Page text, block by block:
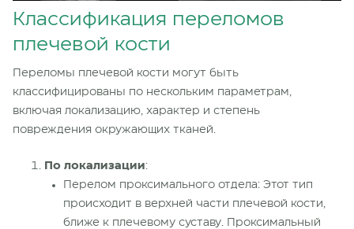
Классификация переломов
плечевой кости
Переломы плечевой кости могут быть
классифицированы по нескольким параметрам,
включая локализацию, характер и степень
повреждения окружающих тканей.
По локализации:
Перелом проксимального отдела: Этот тип
происходит в верхней части плечевой кости,
ближе к плечевому суставу. Проксимальный